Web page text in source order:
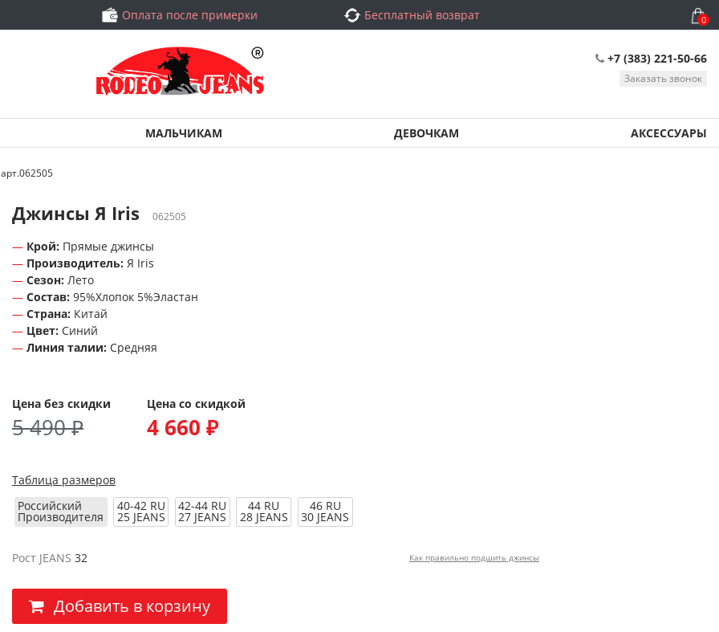
Оплата после примерки Бесплатный возврат 0
+7 (383) 221-50-66
Заказать звонок
МАЛЬЧИКАМ ДЕВОЧКАМ АКСЕССУАРЫ
Джинсы Я Iris 062505
Крой: Прямые джинсы
Производитель: Я Iris
Сезон: Лето
Состав: 95%Хлопок 5%Эластан
Страна: Китай
Цвет: Синий
Линия талии: Средняя
Цена без скидки
5 490 ₽
Цена со скидкой
4 660 ₽
Таблица размеров
Российский
Производителя
40-42 RU
25 JEANS
42-44 RU
27 JEANS
44 RU
28 JEANS
46 RU
30 JEANS
Рост JEANS 32 Как правильно подшить джинсы
Добавить в корзину